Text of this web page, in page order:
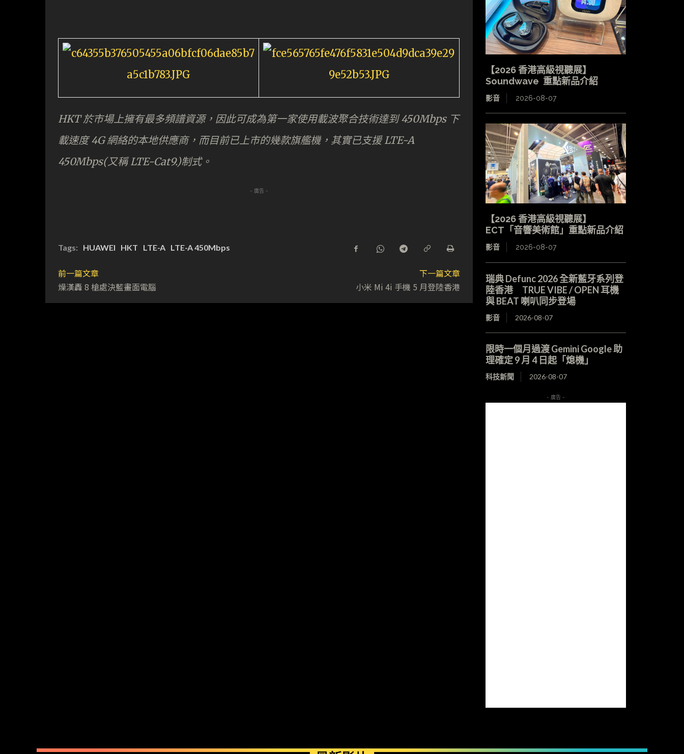
HKT 於市場上擁有最多頻譜資源，因此可成為第一家使用載波聚合技術達到 450Mbps 下
載速度 4G 網絡的本地供應商，而目前已上市的幾款旗艦機，其實已支援 LTE-A
450Mbps(又稱 LTE-Cat9.)制式。
- 廣告 -
Tags: HUAWEI HKT LTE-A LTE-A 450Mbps
前一篇文章
燥漢轟 8 槍處決藍畫面電腦
下一篇文章
小米 Mi 4i 手機 5 月登陸香港
【2026 香港高級視聽展】
Soundwave 重點新品介紹
影音 2026-08-07
【2026 香港高級視聽展】
ECT「音響美術館」重點新品介紹
影音 2026-08-07
瑞典 Defunc 2026 全新藍牙系列登
陸香港 TRUE VIBE / OPEN 耳機
與 BEAT 喇叭同步登場
影音 2026-08-07
限時一個月過渡 Gemini Google 助
理確定 9 月 4 日起「熄機」
科技新聞 2026-08-07
- 廣告 -